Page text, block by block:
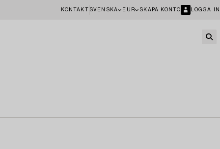
KONTAKT SVENSKA EUR SKAPA KONTO LOGGA IN